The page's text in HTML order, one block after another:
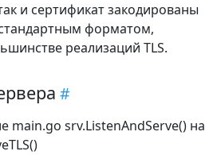
и сертификат закодированы
форматом,
реализаций TLS.
main.go srv.ListenAndServe() на